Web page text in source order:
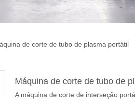
de corte de tubo de plasma portátil
Máquina de corte de tubo de
A máquina de corte de interseção